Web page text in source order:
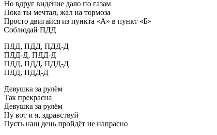
Но вдруг видение дало по газам
Пока ты мечтал, жал на тормоза
Просто двигайся из пункта «А» в пункт «Б»
Соблюдай ПДД
ПДД, ПДД, ПДД-Д
ПДД-Д, ПДД-Д
ПДД, ПДД, ПДД-Д
ПДД, ПДД-Д
Девушка за рулём
Так прекрасна
Девушка за рулём
Ну вот и я, здравствуй
Пусть наш день пройдёт не напрасно